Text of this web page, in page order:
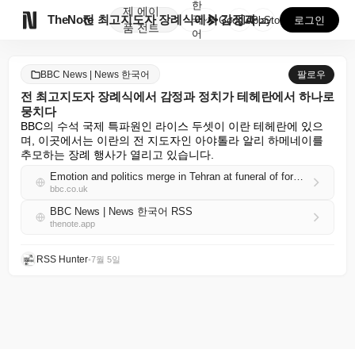
TheNote
제
품
에이
전트
전 최고지도자 장례식에서 감정과 정치가 테헤란에서 하나...
한
국
어
GooglePlay
AppStore 로그인
BBC News | News 한국어 팔로우
전 최고지도자 장례식에서 감정과 정치가 테헤란에서 하나로
뭉치다
BBC의 수석 국제 특파원인 라이스 두셋이 이란 테헤란에 있으
며, 이곳에서는 이란의 전 지도자인 아야톨라 알리 하메네이를
추모하는 장례 행사가 열리고 있습니다.
Emotion and politics merge in Tehran at funeral of former supreme leader
bbc.co.uk
BBC News | News 한국어 RSS
thenote.app
RSS Hunter•7월 5일